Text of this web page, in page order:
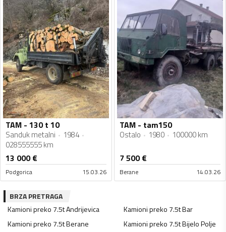
TAM - 130 t 10
Sanduk metalni
1984
028555555 km
13 000€
Podgorica 15.03.26
TAM - tam150
Ostalo 1980 100000 km
7 500€
Berane 14.03.26
BRZA PRETRAGA
Kamioni preko 7.5tAndrijevica Kamioni preko 7.5tBar
Kamioni preko 7.5tBerane Kamioni preko 7.5tBijelo Polje